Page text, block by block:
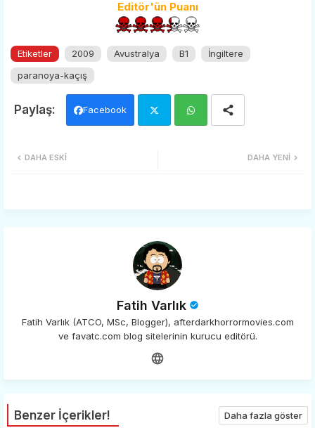
Editör'ün Puanı
Etiketler 2009 Avustralya B1
İngiltere
paranoya-kaçış
Facebook
DAHA YENI
DAHA ESKI
Fatih Varlık
Fatih Varlık (ATCO, MSc, Blogger), afterdarkhorrormovies.com
ve favatc.com blog sitelerinin kurucu editörü.
Benzer İçerikler! Daha fazla göster